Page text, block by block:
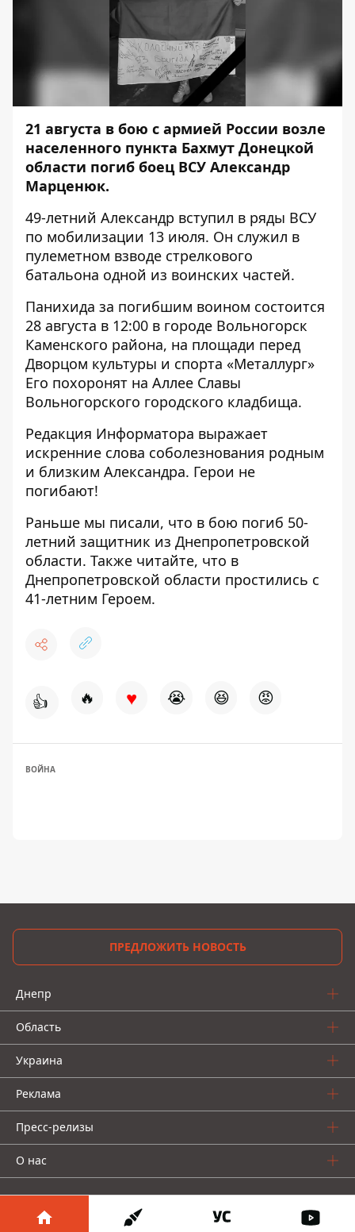
21 августа в бою с армией России возле
населенного пункта Бахмут Донецкой
области погиб боец ​​ВСУ Александр
Марценюк.
49-летний Александр вступил в ряды ВСУ
по мобилизации 13 июля. Он служил в
пулеметном взводе стрелкового
батальона одной из воинских частей.
Панихида за погибшим воином состоится
28 августа в 12:00 в городе Вольногорск
Каменского района, на площади перед
Дворцом культуры и спорта «Металлург»
Его похоронят на Аллее Славы
Вольногорского городского кладбища.
Редакция Информатора выражает
искренние слова соболезнования родным
и близким Александра. Герои не
погибают!
Раньше мы писали, что в бою погиб 50-
летний защитник из Днепропетровской
области. Также читайте, что в
Днепропетровской области простились с
41-летним Героем.
👍 🔥 ♥ 😭 😆 😡
ВОЙНА
ПРЕДЛОЖИТЬ НОВОСТЬ
Днепр
Область
Украина
Реклама
Пресс-релизы
О нас